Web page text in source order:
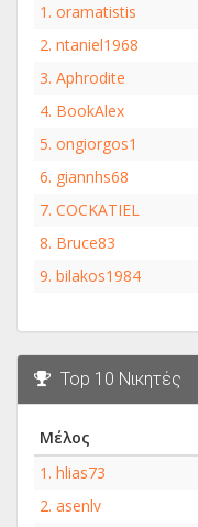
1. oramatistis
2. ntaniel1968
3. Aphrodite
4. BookAlex
5. ongiorgos1
6. giannhs68
7. COCKATIEL
8. Bruce83
9. bilakos1984
Top 10 Νικητές
Μέλος
1. hlias73
2. asenlv